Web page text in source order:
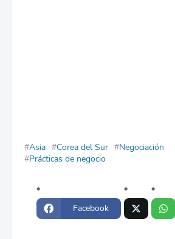
Asia Corea del Sur
Negociación
Prácticas de negocio
Facebook